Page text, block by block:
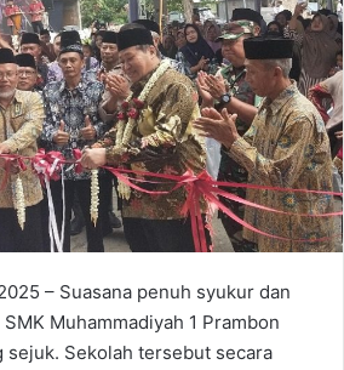
– Suasana penuh syukur dan
Muhammadiyah 1 Prambon
sejuk. Sekolah tersebut secara